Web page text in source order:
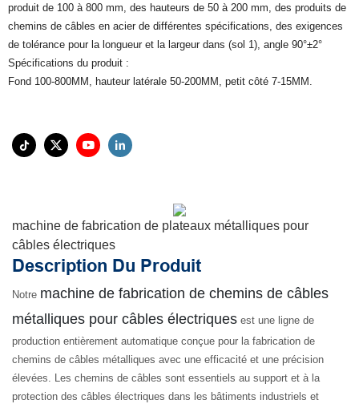
produit de 100 à 800 mm, des hauteurs de 50 à 200 mm, des produits de
chemins de câbles en acier de différentes spécifications, des exigences
de tolérance pour la longueur et la largeur dans (sol 1), angle 90°±2°
Spécifications du produit :
Fond 100-800MM, hauteur latérale 50-200MM, petit côté 7-15MM.
machine de fabrication de plateaux métalliques pour
câbles électriques
Description Du Produit
Notre machine de fabrication de chemins de câbles
métalliques pour câbles électriques est une ligne de
production entièrement automatique conçue pour la fabrication de
chemins de câbles métalliques avec une efficacité et une précision
élevées. Les chemins de câbles sont essentiels au support et à la
protection des câbles électriques dans les bâtiments industriels et